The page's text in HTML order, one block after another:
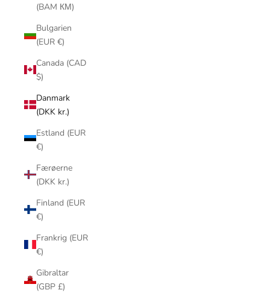
(BAM КМ)
Bulgarien
(EUR €)
Canada (CAD
$)
Danmark
(DKK kr.)
Estland (EUR
€)
Færøerne
(DKK kr.)
Finland (EUR
€)
Frankrig (EUR
€)
Gibraltar
(GBP £)